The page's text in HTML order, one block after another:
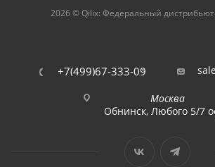
2026 © Qilix: Федеральный
+7(499)67-333-09
Москва
Обнинск, Любого 5/7